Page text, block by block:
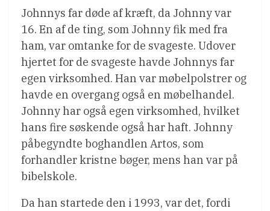
Johnnys far døde af kræft, da Johnny var
16. En af de ting, som Johnny fik med fra
ham, var omtanke for de svageste. Udover
hjertet for de svageste havde Johnnys far
egen virksomhed. Han var møbelpolstrer og
havde en overgang også en møbelhandel.
Johnny har også egen virksomhed, hvilket
hans fire søskende også har haft. Johnny
påbegyndte boghandlen Artos, som
forhandler kristne bøger, mens han var på
bibelskole.
Da han startede den i 1993, var det, fordi